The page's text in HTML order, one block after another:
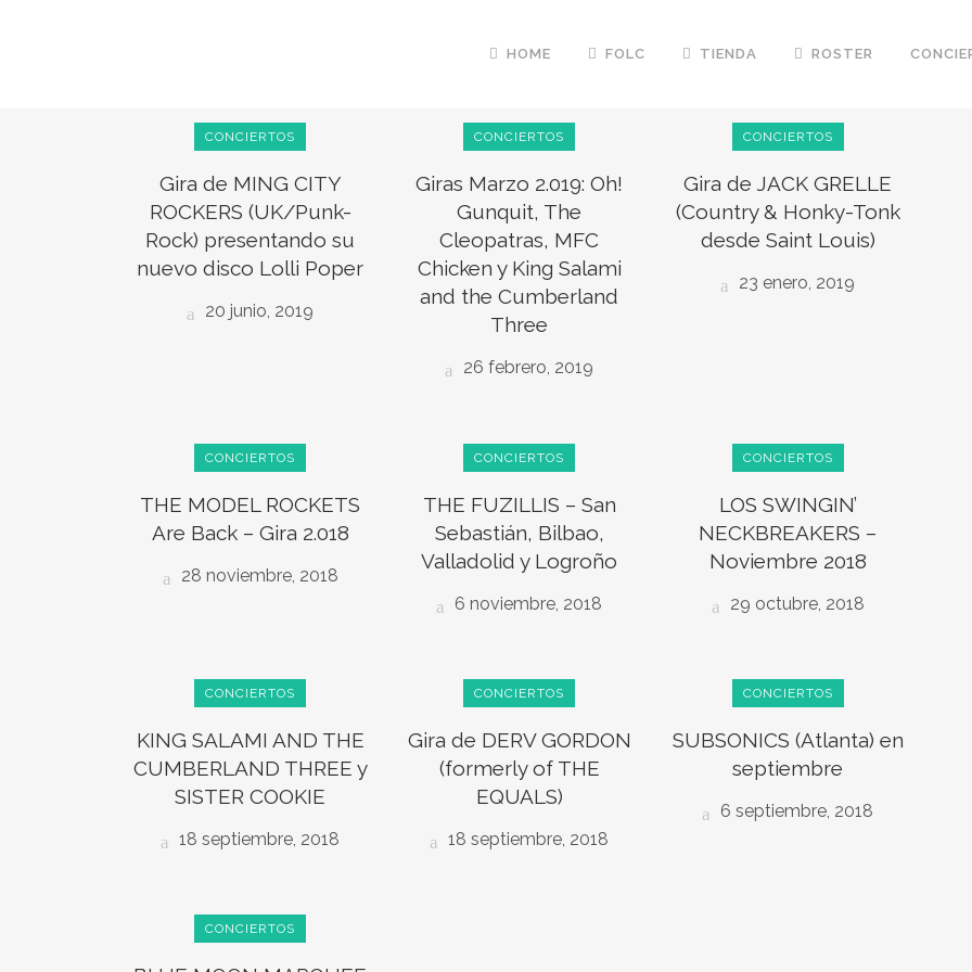
HOME FOLC TIENDA ROSTER
CONCIERTOS
Gira de MING CITY
ROCKERS (UK/Punk-
Rock) presentando su
nuevo disco Lolli Poper
20 junio, 2019
CONCIERTOS
Giras Marzo 2.019: Oh!
Gunquit, The
Cleopatras, MFC
Chicken y King Salami
and the Cumberland
Three
26 febrero, 2019
CONCIERTOS
Gira de JACK GRELLE
(Country & Honky-Tonk
desde Saint Louis)
23 enero, 2019
CONCIERTOS
THE MODEL ROCKETS
Are Back – Gira 2.018
28 noviembre, 2018
CONCIERTOS
THE FUZILLIS – San
Sebastián, Bilbao,
Valladolid y Logroño
6 noviembre, 2018
CONCIERTOS
LOS SWINGIN’
NECKBREAKERS –
Noviembre 2018
29 octubre, 2018
CONCIERTOS
KING SALAMI AND THE
CUMBERLAND THREE y
SISTER COOKIE
18 septiembre, 2018
CONCIERTOS
Gira de DERV GORDON
(formerly of THE
EQUALS)
18 septiembre, 2018
CONCIERTOS
SUBSONICS (Atlanta) en
septiembre
6 septiembre, 2018
CONCIERTOS